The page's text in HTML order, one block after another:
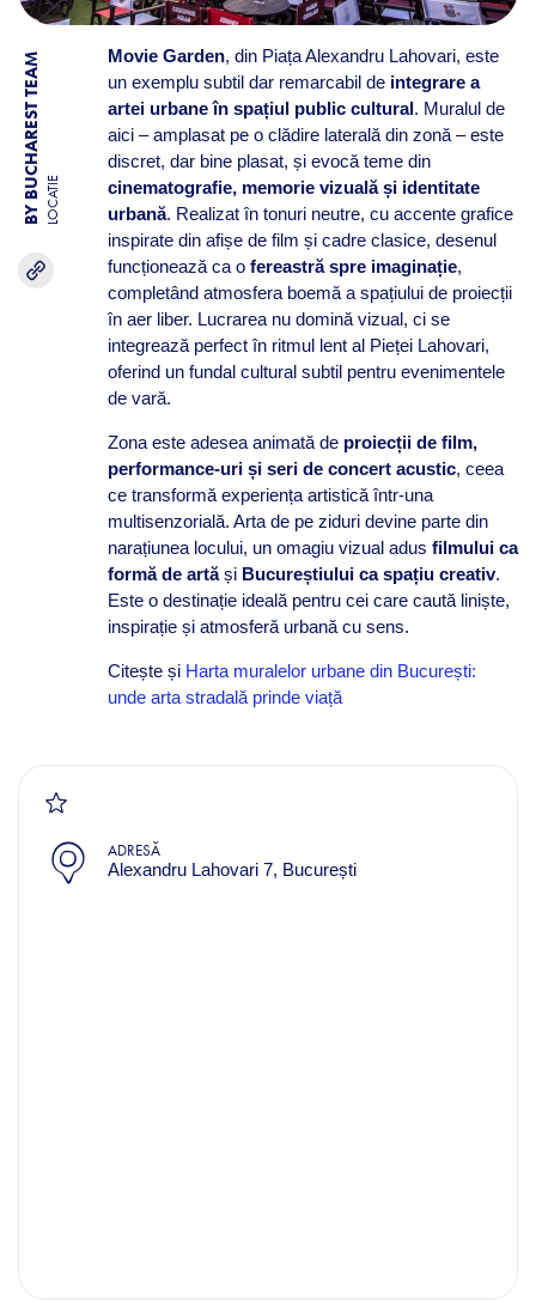
BY BUCHAREST TEAM LOCATIE
Movie Garden, din Piața Alexandru Lahovari, este
un exemplu subtil dar remarcabil de integrare a
artei urbane în spațiul public cultural. Muralul de
aici – amplasat pe o clădire laterală din zonă – este
discret, dar bine plasat, și evocă teme din
cinematografie, memorie vizuală și identitate
urbană. Realizat în tonuri neutre, cu accente grafice
inspirate din afișe de film și cadre clasice, desenul
funcționează ca o fereastră spre imaginație,
completând atmosfera boemă a spațiului de proiecții
în aer liber. Lucrarea nu domină vizual, ci se
integrează perfect în ritmul lent al Pieței Lahovari,
oferind un fundal cultural subtil pentru evenimentele
de vară.
Zona este adesea animată de proiecții de film,
performance-uri și seri de concert acustic, ceea
ce transformă experiența artistică într-una
multisenzorială. Arta de pe ziduri devine parte din
narațiunea locului, un omagiu vizual adus filmului ca
formă de artăși Bucureștiului ca spațiu creativ.
Este o destinație ideală pentru cei care caută liniște,
inspirație și atmosferă urbană cu sens.
Citește și Harta muralelor urbane din București:
unde arta stradală prinde viață
ADRESĂ
Alexandru Lahovari 7, București